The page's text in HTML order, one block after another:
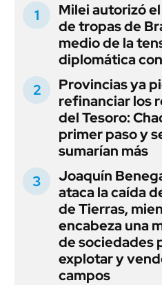
Milei autorizó
de tropas de
medio de la
diplomática
Provincias ya
refinanciar los
del Tesoro:
primer paso y
sumarían más
Joaquín
ataca la caída
de Tierras,
encabeza una
de sociedades
explotar y
campos